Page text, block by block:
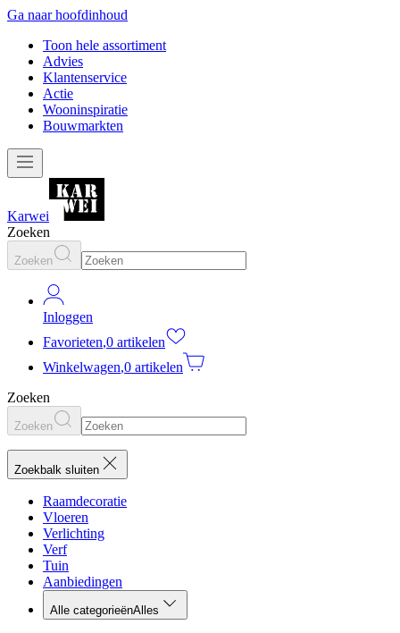
Ga naar hoofdinhoud
Toon hele assortiment
Advies
Klantenservice
Actie
Wooninspiratie
Bouwmarkten
Karwei
Zoeken
Zoeken
Inloggen
Favorieten,0 artikelen
Winkelwagen,0 artikelen
Zoeken
Zoeken
Zoekbalk sluiten
Raamdecoratie
Vloeren
Verlichting
Verf
Tuin
Aanbiedingen
Alle categorieënAlles